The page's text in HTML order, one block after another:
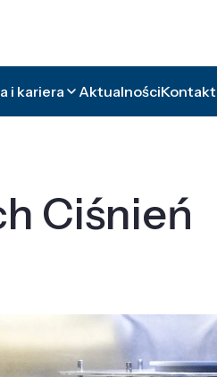
i kariera AktualnościKontakt
Ciśnień